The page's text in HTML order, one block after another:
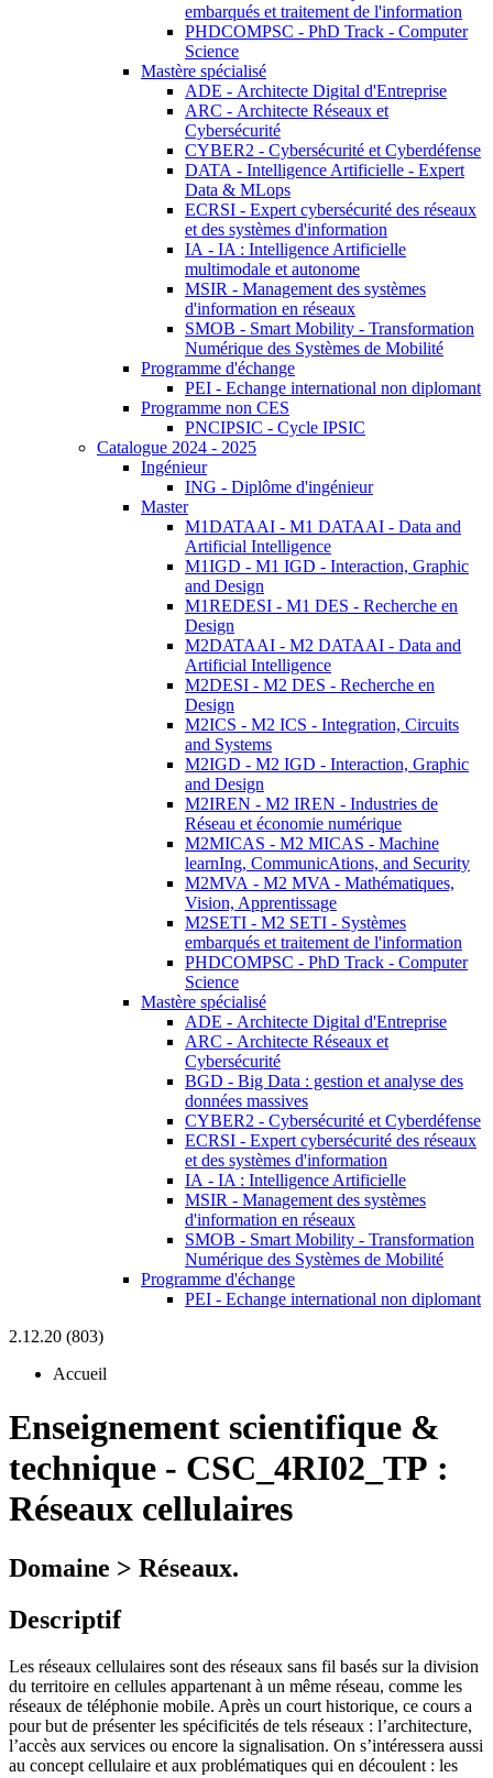
embarqués et traitement de l'information
PHDCOMPSC - PhD Track - Computer
Science
Mastère spécialisé
ADE - Architecte Digital d'Entreprise
ARC - Architecte Réseaux et
Cybersécurité
CYBER2 - Cybersécurité et Cyberdéfense
DATA - Intelligence Artificielle - Expert
Data & MLops
ECRSI - Expert cybersécurité des réseaux
et des systèmes d'information
IA - IA : Intelligence Artificielle
multimodale et autonome
MSIR - Management des systèmes
d'information en réseaux
SMOB - Smart Mobility - Transformation
Numérique des Systèmes de Mobilité
Programme d'échange
PEI - Echange international non diplomant
Programme non CES
PNCIPSIC - Cycle IPSIC
Catalogue 2024 - 2025
Ingénieur
ING - Diplôme d'ingénieur
Master
M1DATAAI - M1 DATAAI - Data and
Artificial Intelligence
M1IGD - M1 IGD - Interaction, Graphic
and Design
M1REDESI - M1 DES - Recherche en
Design
M2DATAAI - M2 DATAAI - Data and
Artificial Intelligence
M2DESI - M2 DES - Recherche en
Design
M2ICS - M2 ICS - Integration, Circuits
and Systems
M2IGD - M2 IGD - Interaction, Graphic
and Design
M2IREN - M2 IREN - Industries de
Réseau et économie numérique
M2MICAS - M2 MICAS - Machine
learnIng, CommunicAtions, and Security
M2MVA - M2 MVA - Mathématiques,
Vision, Apprentissage
M2SETI - M2 SETI - Systèmes
embarqués et traitement de l'information
PHDCOMPSC - PhD Track - Computer
Science
Mastère spécialisé
ADE - Architecte Digital d'Entreprise
ARC - Architecte Réseaux et
Cybersécurité
BGD - Big Data : gestion et analyse des
données massives
CYBER2 - Cybersécurité et Cyberdéfense
ECRSI - Expert cybersécurité des réseaux
et des systèmes d'information
IA - IA : Intelligence Artificielle
MSIR - Management des systèmes
d'information en réseaux
SMOB - Smart Mobility - Transformation
Numérique des Systèmes de Mobilité
Programme d'échange
PEI - Echange international non diplomant
2.12.20 (803)
Accueil
Enseignement scientifique &
technique - CSC_4RI02_TP :
Réseaux cellulaires
Domaine > Réseaux.
Descriptif
Les réseaux cellulaires sont des réseaux sans fil basés sur la division
du territoire en cellules appartenant à un même réseau, comme les
réseaux de téléphonie mobile. Après un court historique, ce cours a
pour but de présenter les spécificités de tels réseaux : l’architecture,
l’accès aux services ou encore la signalisation. On s’intéressera aussi
au concept cellulaire et aux problématiques qui en découlent : les